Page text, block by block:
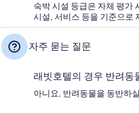
숙박 시설 등급은 자체 평가
시설, 서비스 등을 기준으로
자주 묻는 질문
래빗호텔의 경우 반려동
아니요, 반려동물을 동반하